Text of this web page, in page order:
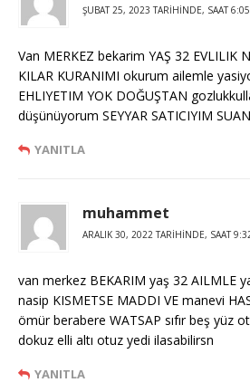
ŞUBAT 25, 2023 TARIHINDE, SAAT
Van MERKEZ bekarim YAŞ 32 EVLILIK
KILAR KURANIMI okurum ailemle
EHLIYETIM YOK DOĞUŞTAN
düşünüyorum SEYYAR SATICIYIM
YANITLA
muhammet
ARALIK 30, 2022 TARIHINDE, SAAT
van merkez BEKARIM yaş 32 AILMLE
nasip KISMETSE MADDI VE manevi
ömür berabere WATSAP sıfır beş yüz
dokuz elli altı otuz yedi ilasabilirsn
YANITLA